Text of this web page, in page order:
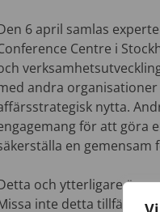
6 april samlas
Centre i
andra
nytta.
för att göra
en gemensam
och ytterligare
inte detta tillfälle